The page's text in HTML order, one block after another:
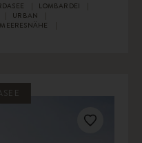
LOMBARDEI
URBAN